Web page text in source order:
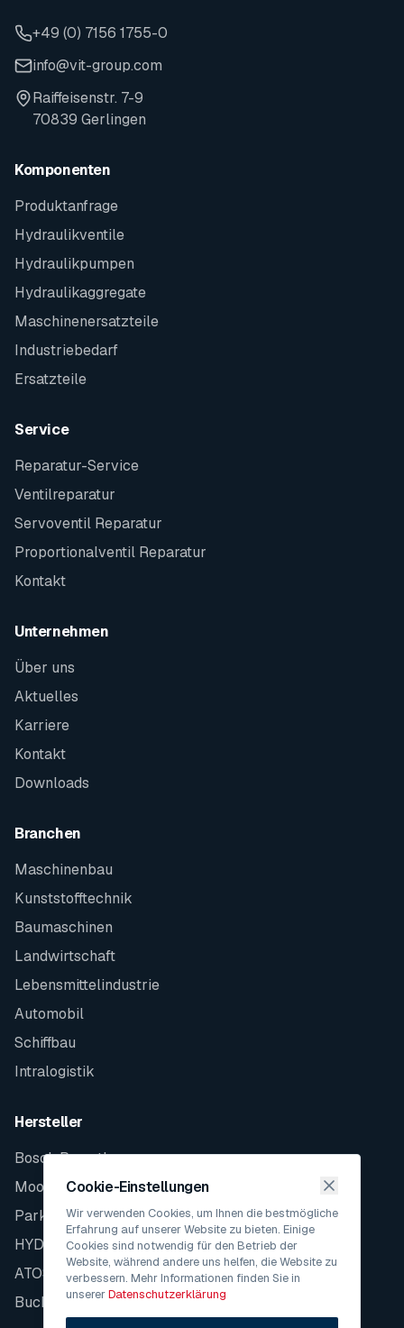
+49 (0) 7156 1755-0
info@vit-group.com
Raiffeisenstr. 7-9
70839 Gerlingen
Komponenten
Produktanfrage
Hydraulikventile
Hydraulikpumpen
Hydraulikaggregate
Maschinenersatzteile
Industriebedarf
Ersatzteile
Service
Reparatur-Service
Ventilreparatur
Servoventil Reparatur
Proportionalventil Reparatur
Kontakt
Unternehmen
Über uns
Aktuelles
Karriere
Kontakt
Downloads
Branchen
Maschinenbau
Kunststofftechnik
Baumaschinen
Landwirtschaft
Lebensmittelindustrie
Automobil
Schiffbau
Intralogistik
Hersteller
Bosch Rexroth
Moog
Parker
HYDAC
ATOS
Bucher
Cookie-Einstellungen
Wir verwenden Cookies, um Ihnen die bestmögliche
Erfahrung auf unserer Website zu bieten. Einige
Cookies sind notwendig für den Betrieb der
Website, während andere uns helfen, die Website zu
verbessern. Mehr Informationen finden Sie in
unsererDatenschutzerklärung